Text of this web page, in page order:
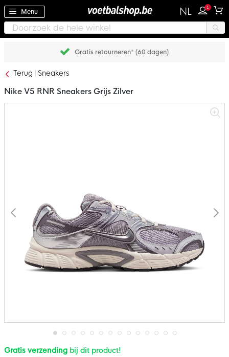
Menu NL 1
Gratis retourneren* (60 dagen)
Terug Sneakers
Ga
naar
Nike V5 RNR Sneakers Grijs Zilver
Gratis verzending bij dit product!